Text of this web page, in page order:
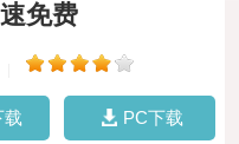
免费
载 PC下载